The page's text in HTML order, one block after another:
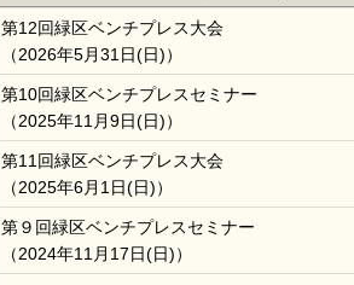
第12回緑区ベンチプレス大会
（2026年5月31日(日)）
第10回緑区ベンチプレスセミナー
（2025年11月9日(日)）
第11回緑区ベンチプレス大会
（2025年6月1日(日)）
第９回緑区ベンチプレスセミナー
（2024年11月17日(日)）